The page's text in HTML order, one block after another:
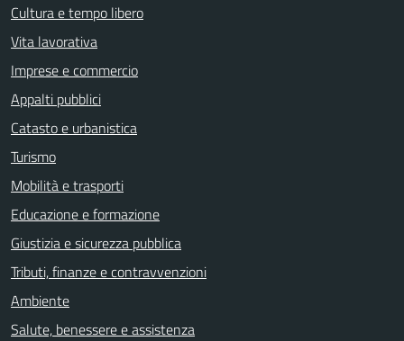
Cultura e tempo libero
Vita lavorativa
Imprese e commercio
Appalti pubblici
Catasto e urbanistica
Turismo
Mobilità e trasporti
Educazione e formazione
Giustizia e sicurezza pubblica
Tributi, finanze e contravvenzioni
Ambiente
Salute, benessere e assistenza